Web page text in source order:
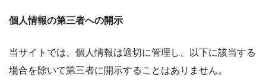
個人情報の第三者への開示
当サイトでは、個人情報は適切に管理し、以下に該当する
場合を除いて第三者に開示することはありません。